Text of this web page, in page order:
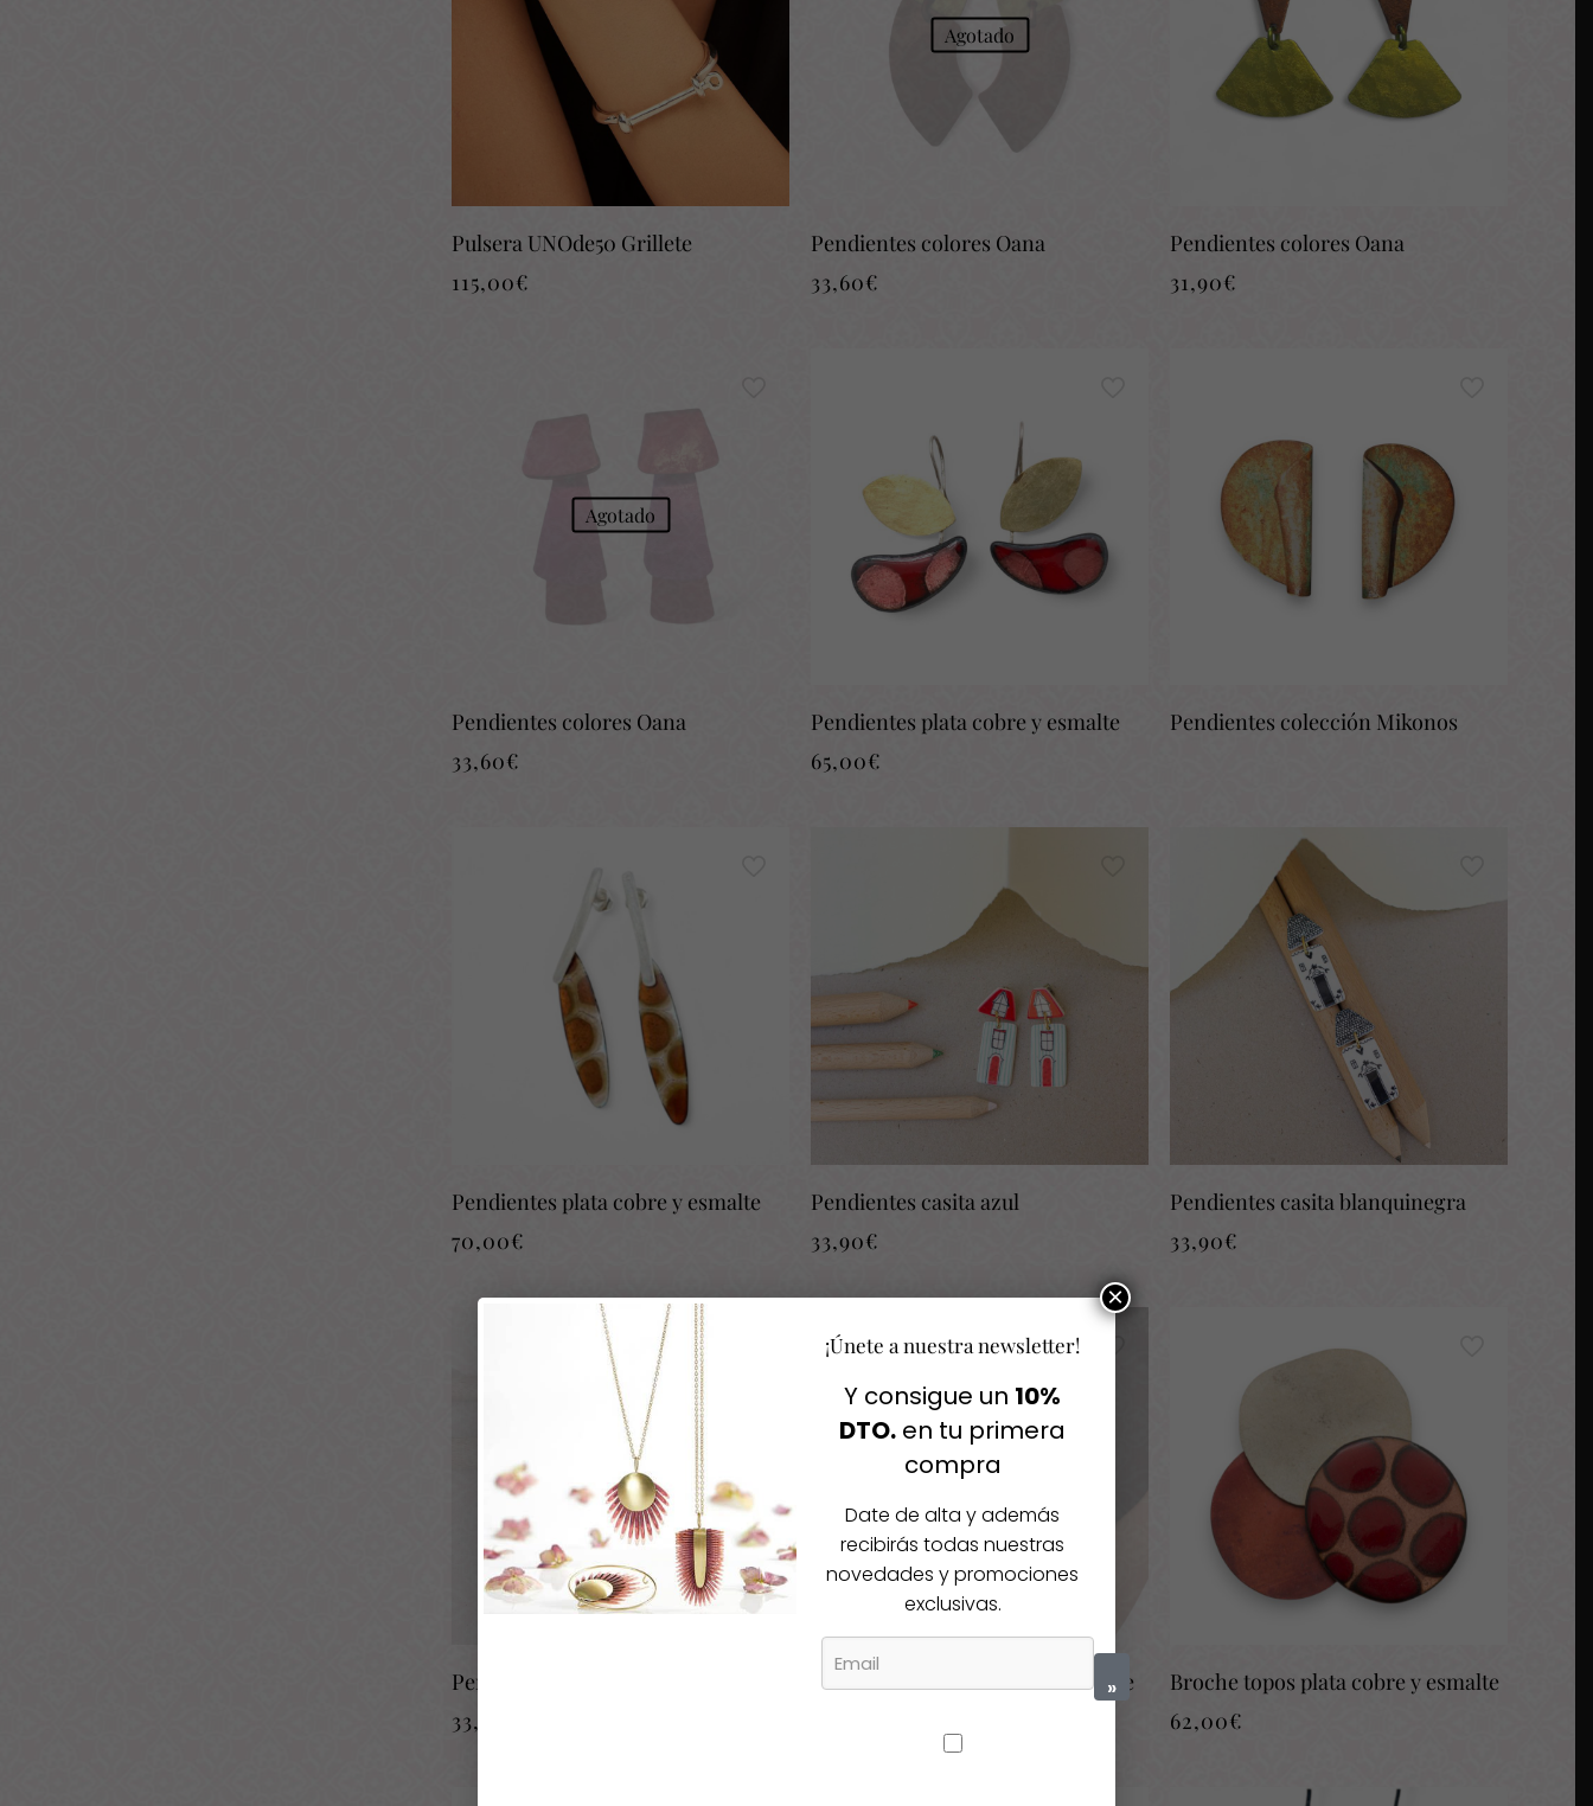
Pulsera UNOde50 Grillete
115,00€
Agotado
Pendientes colores Oana
33,60€
Pendientes colores Oana
31,90€
Agotado
Pendientes colores Oana
33,60€
Pendientes plata cobre y esmalte
65,00€
Pendientes colección Mikonos
Pendientes plata cobre y esmalte
70,00€
Pendientes casita azul
33,90€
Pendientes casita blanquinegra
33,90€
Agotado
Pendientes casita amarilla
33,60
Agotado
Pulsera UNOde50 Swarovski triple
Broche topos plata cobre y esmalte
62,00€
¡Únete a nuestra newsletter!
Y consigue un 10%
DTO. en tu primera
compra
Date de alta y además
recibirás todas nuestras
novedades y promociones
exclusivas.
»
×